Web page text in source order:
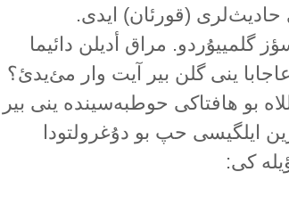
(قورئان) ایدی.
گلمییۇردو. مراق أدیلن دائیما
ینی گلن بیر آیت وار مئ‌یدئ؟
بو هافتاکی حوطبەسیندە ینی بیر
ایلگیسی حپ بو دۇغرولتودا
کی: